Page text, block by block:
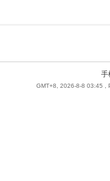
手
GMT+8, 2026-8-8 03:45 ,